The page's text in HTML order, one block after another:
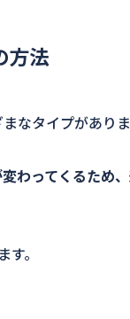
方法
なタイプがありま
わってくるため
。